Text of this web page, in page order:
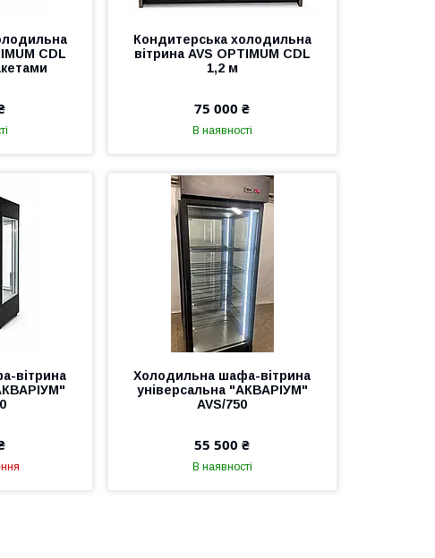
СDL
Кондитерська холодильна
вітрина AVS OPTIMUM СDL
1,2 м
75 000 ₴
В наявності
вітрина
Холодильна шафа-вітрина
універсальна "АКВАРІУМ"
AVS/750
55 500 ₴
В наявності